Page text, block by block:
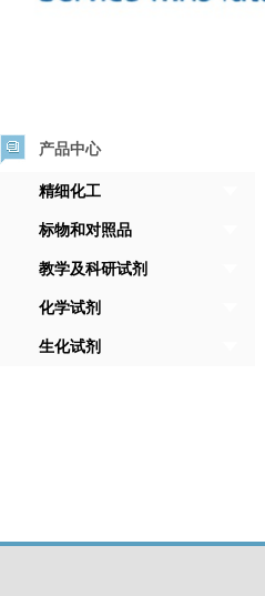
产品中心
精细化工
标物和对照品
教学及科研试剂
化学试剂
生化试剂